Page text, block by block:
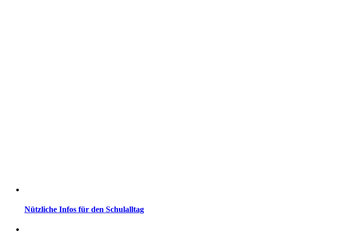
Nützliche Infos für den Schulalltag